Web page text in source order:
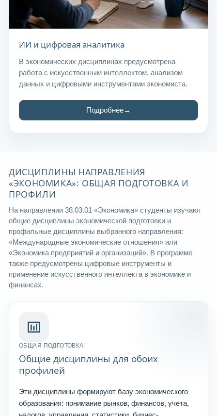
ИИ и цифровая аналитика
В экономических дисциплинах предусмотрена
работа с искусственным интеллектом, анализом
данных и цифровыми инструментами экономиста.
Подробнее
ДИСЦИПЛИНЫ НАПРАВЛЕНИЯ
«ЭКОНОМИКА»: ОБЩАЯ ПОДГОТОВКА И
ПРОФИЛИ
На направлении 38.03.01 «Экономика» студенты изучают
общие дисциплины экономической подготовки и
профильные дисциплины выбранного направления:
«Международные экономические отношения» или
«Экономика предприятий и организаций». В программе
также предусмотрены цифровые инструменты и
применение искусственного интеллекта в экономике и
финансах.
ОБЩАЯ ПОДГОТОВКА
Общие дисциплины для обоих
профилей
Эти дисциплины формируют базу экономического
образования: понимание рынков, финансов, учета,